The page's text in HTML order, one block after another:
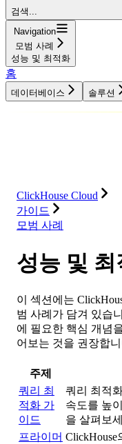
검색...
Navigation
모범 사례
성능 및 최적화
홈
데이터베이스 솔루션
ClickHouse Cloud
가이드
모범 사례
성능 및 최
이 섹션에는
범 사례가 담겨 있습
에 필요한 핵심 개념
어보는 것을 권장합
주제
쿼리 최
적화 가
이드
쿼리 최적
속도를 높
을 살펴보
프라이머